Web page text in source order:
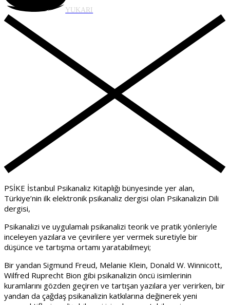
PSİKE İstanbul Psikanaliz Kitaplığı bünyesinde yer alan,
Türkiye’nin ilk elektronik psikanaliz dergisi olan Psikanalizin Dili
dergisi,
Psikanalizi ve uygulamalı psikanalizi teorik ve pratik yönleriyle
inceleyen yazılara ve çevirilere yer vermek suretiyle bir
düşünce ve tartışma ortamı yaratabilmeyi;
Bir yandan Sigmund Freud, Melanie Klein, Donald W. Winnicott,
Wilfred Ruprecht Bion gibi psikanalizin öncü isimlerinin
kuramlarını gözden geçiren ve tartışan yazılara yer verirken, bir
yandan da çağdaş psikanalizin katkılarına değinerek yeni